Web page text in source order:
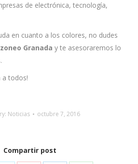
de electrónica, tecnología,
en cuanto a los colores, no dudes
Granada y te asesoraremos lo
a todos!
Noticias octubre 7, 2016
Compartir post